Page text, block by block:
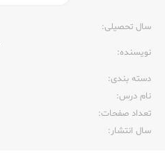
سال تحصیلی:‌
نویسنده:‌
دسته بندی:
نام درس:
تعداد صفحات:‌
سال انتشار:‌